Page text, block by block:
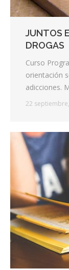
JUNTOS
DROGAS
Curso
orientación
adicciones.
22